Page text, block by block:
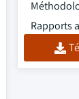
Rapports